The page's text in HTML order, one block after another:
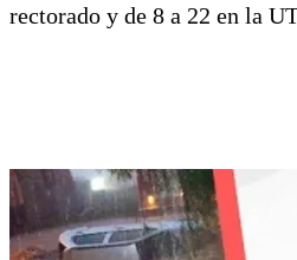
rectorado y de 8 a 22 en la